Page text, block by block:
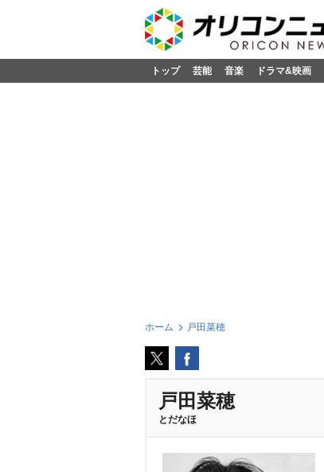
トップ 芸能 音楽 ドラマ&映画
ホーム 戸田菜穂
戸田菜穂
とだなほ